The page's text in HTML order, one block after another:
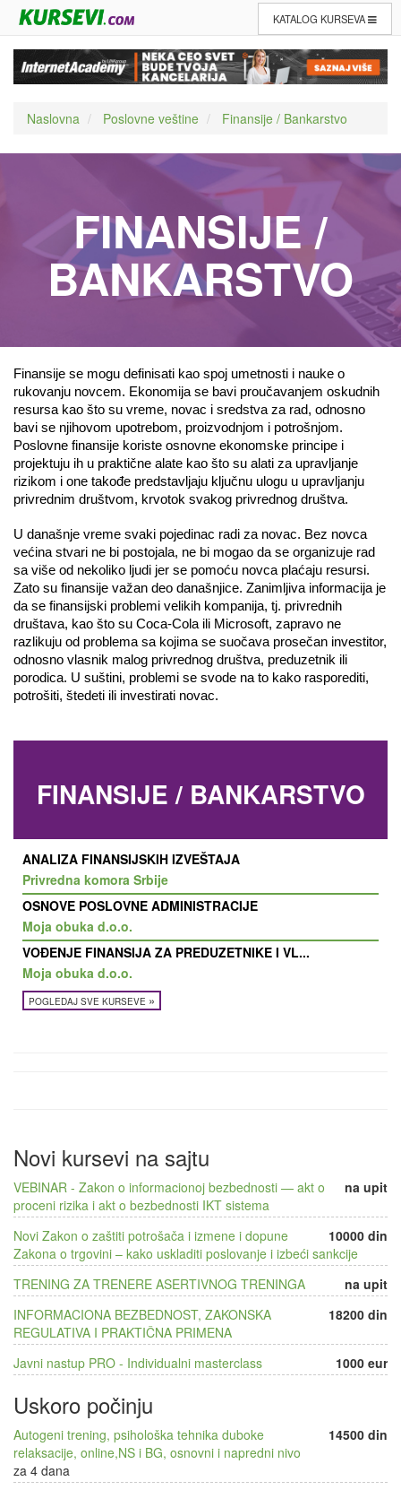
KATALOG KURSEVA
Naslovna Poslovne veštine Finansije / Bankarstvo
FINANSIJE /
BANKARSTVO
Finansije se mogu definisati kao spoj umetnosti i nauke o
rukovanju novcem. Ekonomija se bavi proučavanjem oskudnih
resursa kao što su vreme, novac i sredstva za rad, odnosno
bavi se njihovom upotrebom, proizvodnjom i potrošnjom.
Poslovne finansije koriste osnovne ekonomske principe i
projektuju ih u praktične alate kao što su alati za upravljanje
rizikom i one takođe predstavljaju ključnu ulogu u upravljanju
privrednim društvom, krvotok svakog privrednog društva.
U današnje vreme svaki pojedinac radi za novac. Bez novca
većina stvari ne bi postojala, ne bi mogao da se organizuje rad
sa više od nekoliko ljudi jer se pomoću novca plaćaju resursi.
Zato su finansije važan deo današnjice. Zanimljiva informacija je
da se finansijski problemi velikih kompanija, tj. privrednih
društava, kao što su Coca-Cola ili Microsoft, zapravo ne
razlikuju od problema sa kojima se suočava prosečan investitor,
odnosno vlasnik malog privrednog društva, preduzetnik ili
porodica. U suštini, problemi se svode na to kako rasporediti,
potrošiti, štedeti ili investirati novac.
FINANSIJE / BANKARSTVO
ANALIZA FINANSIJSKIH IZVEŠTAJA
Privredna komora Srbije
OSNOVE POSLOVNE ADMINISTRACIJE
Moja obuka d.o.o.
VOĐENJE FINANSIJA ZA PREDUZETNIKE I VL...
Moja obuka d.o.o.
POGLEDAJ SVE KURSEVE »
Novi kursevi na sajtu
na upit
VEBINAR - Zakon o informacionoj bezbednosti — akt o
proceni rizika i akt o bezbednosti IKT sistema
10000 din
Novi Zakon o zaštiti potrošača i izmene i dopune
Zakona o trgovini – kako uskladiti poslovanje i izbeći sankcije
na upit
TRENING ZA TRENERE ASERTIVNOG TRENINGA
18200 din
INFORMACIONA BEZBEDNOST, ZAKONSKA
REGULATIVA I PRAKTIČNA PRIMENA
1000 eur
Javni nastup PRO - Individualni masterclass
Uskoro počinju
14500 din
Autogeni trening, psihološka tehnika duboke
relaksacije, online,NS i BG, osnovni i napredni nivo
za 4 dana